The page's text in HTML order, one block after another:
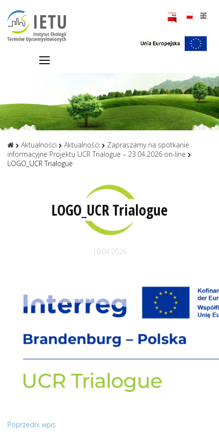
Aktualności Aktualności
Zapraszamy na spotkanie
informacyjne Projektu UCR Trialogue – 23.04.2026 on-line
LOGO_UCR Trialogue
LOGO_UCR Trialogue
10.04.2026
Poprzedni wpis